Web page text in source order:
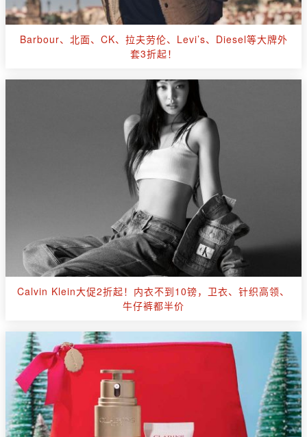
Barbour、北面、CK、拉夫劳伦、Levi’s、Diesel等大牌外
套3折起！
Calvin Klein大促2折起！内衣不到10镑，卫衣、针织高领、
牛仔裤都半价